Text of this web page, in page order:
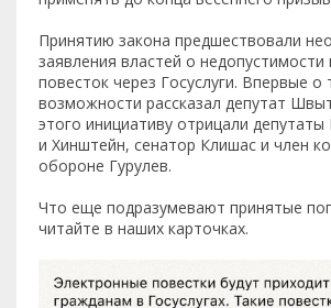
Принятию закона предшествовали
заявления властей о недопустимости
повесток через Госуслуги. Впервые о
возможности рассказал депутат
этого инициативу отрицали
и Хинштейн, сенатор Клишас и член
обороне Гурулев.
Что еще подразумевают принятые
читайте в наших карточках.